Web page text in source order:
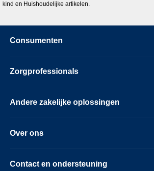
kind en Huishoudelijke artikelen.
Consumenten
Zorgprofessionals
Andere zakelijke oplossingen
Over ons
Contact en ondersteuning